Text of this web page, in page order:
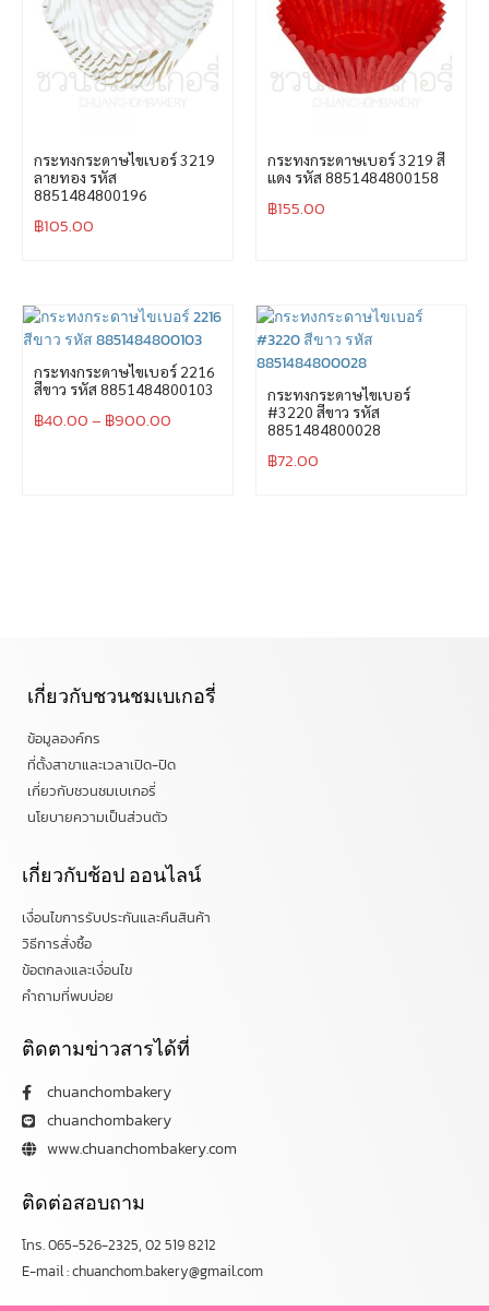
กระทงกระดาษไขเบอร์ 3219
ลายทอง รหัส
8851484800196
฿105.00
กระทงกระดาษเบอร์ 3219 สี
แดง รหัส 8851484800158
฿155.00
กระทงกระดาษไขเบอร์ 2216
สีขาว รหัส 8851484800103
฿40.00– ฿900.00
กระทงกระดาษไขเบอร์
#3220 สีขาว รหัส
8851484800028
฿72.00
เกี่ยวกับชวนชมเบเกอรี่
ข้อมูลองค์กร
ที่ตั้งสาขาและเวลาเปิด-ปิด
เกี่ยวกับชวนชมเบเกอรี่
นโยบายความเป็นส่วนตัว
เกี่ยวกับช้อป ออนไลน์
เงื่อนไขการรับประกันและคืนสินค้า
วิธีการสั่งซื้อ
ข้อตกลงและเงื่อนไข
คำถามที่พบบ่อย
ติดตามข่าวสารได้ที่
chuanchombakery
chuanchombakery
www.chuanchombakery.com
ติดต่อสอบถาม
โทร. 065-526-2325, 02 519 8212
E-mail : chuanchom.bakery@gmail.com